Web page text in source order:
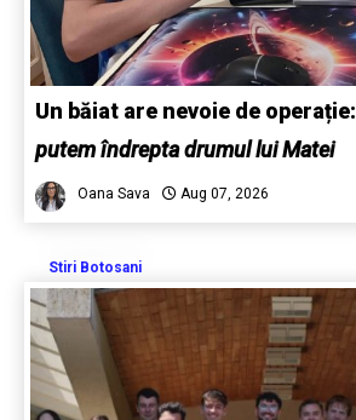
Un băiat are nevoie de operație:
putem îndrepta drumul lui Matei
Oana Sava Aug 07, 2026
Stiri Botosani